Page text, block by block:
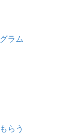
ラム
らう